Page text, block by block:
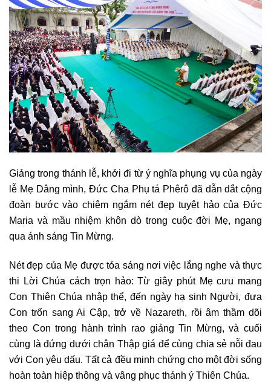
Giảng trong thánh lễ, khởi đi từ ý nghĩa phụng vụ của ngày
lễ Mẹ Dâng mình, Đức Cha Phụ tá Phêrô đã dẫn dắt cộng
đoàn bước vào chiêm ngắm nét đẹp tuyệt hảo của Đức
Maria và mầu nhiệm khôn dò trong cuộc đời Mẹ, ngang
qua ánh sáng Tin Mừng.
Nét đẹp của Mẹ được tỏa sáng nơi việc lắng nghe và thực
thi Lời Chúa cách trọn hảo: Từ giây phút Mẹ cưu mang
Con Thiên Chúa nhập thể, đến ngày hạ sinh Người, đưa
Con trốn sang Ai Cập, trở về Nazareth, rồi âm thầm dõi
theo Con trong hành trình rao giảng Tin Mừng, và cuối
cùng là đứng dưới chân Thập giá để cùng chia sẻ nỗi đau
với Con yêu dấu. Tất cả đều minh chứng cho một đời sống
hoàn toàn hiệp thông và vâng phục thánh ý Thiên Chúa.